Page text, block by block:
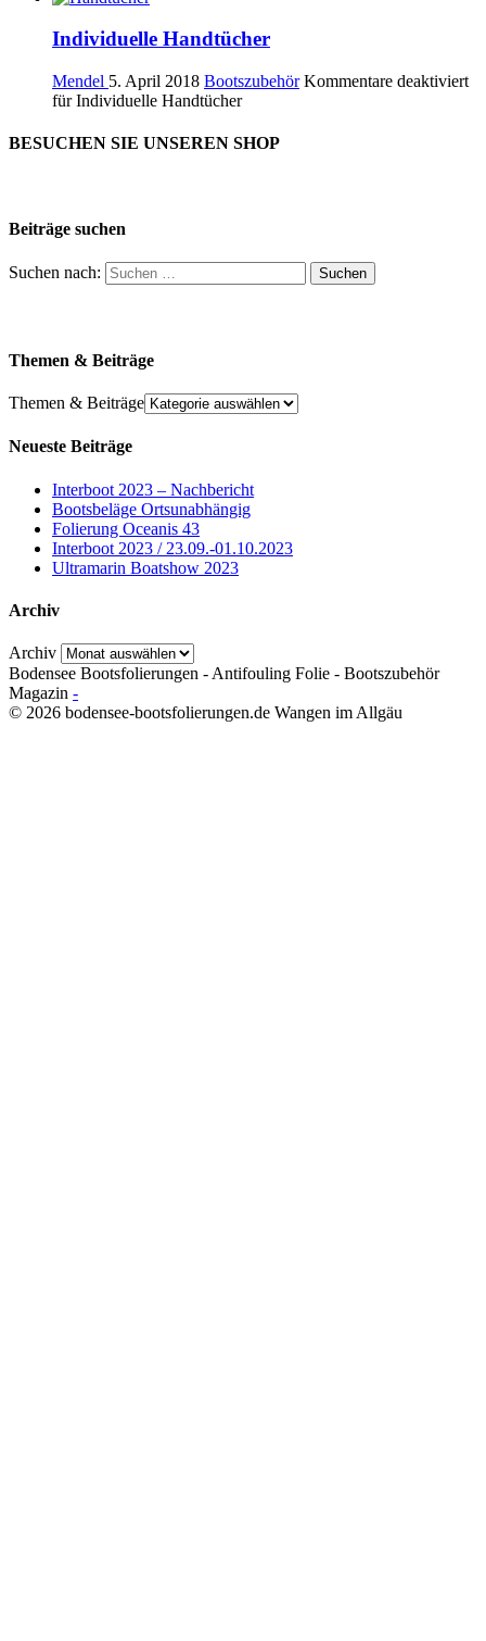
Individuelle Handtücher
Mendel 5. April 2018 Bootszubehör Kommentare deaktiviert
für Individuelle Handtücher
BESUCHEN SIE UNSEREN SHOP
Beiträge suchen
Suchen nach:
Themen & Beiträge
Themen & Beiträge
Neueste Beiträge
Interboot 2023 – Nachbericht
Bootsbeläge Ortsunabhängig
Folierung Oceanis 43
Interboot 2023 / 23.09.-01.10.2023
Ultramarin Boatshow 2023
Archiv
Archiv
Bodensee Bootsfolierungen - Antifouling Folie - Bootszubehör
Magazin -
© 2026 bodensee-bootsfolierungen.de Wangen im Allgäu